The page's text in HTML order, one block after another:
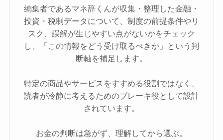
編集者であるマネ辞くんが収集・整理した金融・
投資・税制データについて、制度の前提条件やリ
スク、誤解が生じやすい点がないかをチェック
し、「この情報をどう受け取るべきか」という判
断軸を補足します。
特定の商品やサービスをすすめる役割ではなく、
読者が冷静に考えるためのブレーキ役として設計
されています。
お金の判断は急がず、理解してから選ぶ。